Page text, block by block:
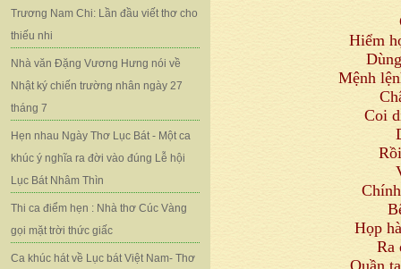
Trương Nam Chi: Lần đầu viết thơ cho
thiếu nhi
Nhà văn Đặng Vương Hưng nói về
Nhật ký chiến trường nhân ngày 27
tháng 7
Hẹn nhau Ngày Thơ Lục Bát - Một ca
khúc ý nghĩa ra đời vào đúng Lễ hội
Lục Bát Nhâm Thìn
Thi ca điểm hẹn : Nhà thơ Cúc Vàng
gọi mặt trời thức giấc
Ca khúc hát về Lục bát Việt Nam- Thơ
Hiểm
Mệnh
Coi
Họp
Ra
Quần